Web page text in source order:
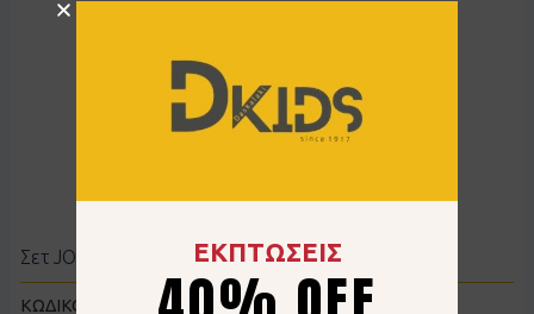
Σετ JOYCE 2613122 ροζ
ΚΩΔΙΚΟΣ: KJ2613122PINK
ΕΚΠΤΩΣΕΙΣ